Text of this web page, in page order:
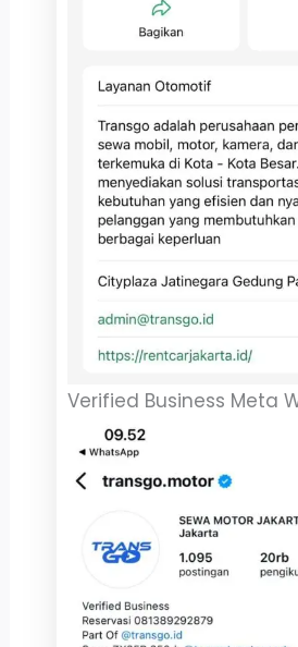
Verified Business Meta